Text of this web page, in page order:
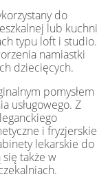
do
lub kuchni
typu loft i studio.
namiastki
dziecięcych.
pomysłem
usługowego. Z
i fryzjerskie
lekarskie do
się także w